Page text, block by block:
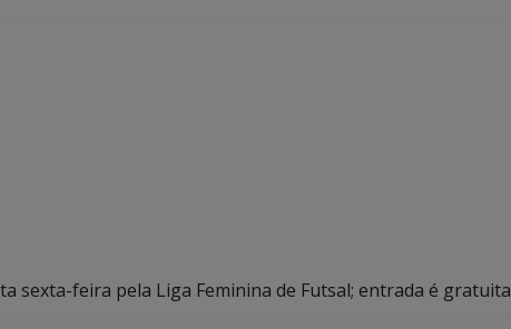
sexta-feira pela Liga Feminina de Futsal; entrada é gratuita